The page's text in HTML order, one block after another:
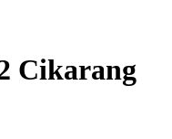
Cikarang